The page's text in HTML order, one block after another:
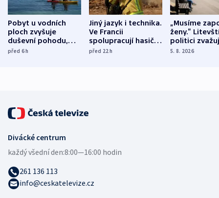
Pobyt u vodních
ploch zvyšuje
duševní pohodu,
ukázala
před 6h
Jiný jazyk i technika.
Ve Francii
spolupracují hasiči z
různých zemí
před 22h
„Musíme
ženy.“
politici
dohodu o
5. 8. 2026
Divácké centrum
každý všední den:8:00—16:00 hodin
261 136 113
info@ceskatelevize.cz